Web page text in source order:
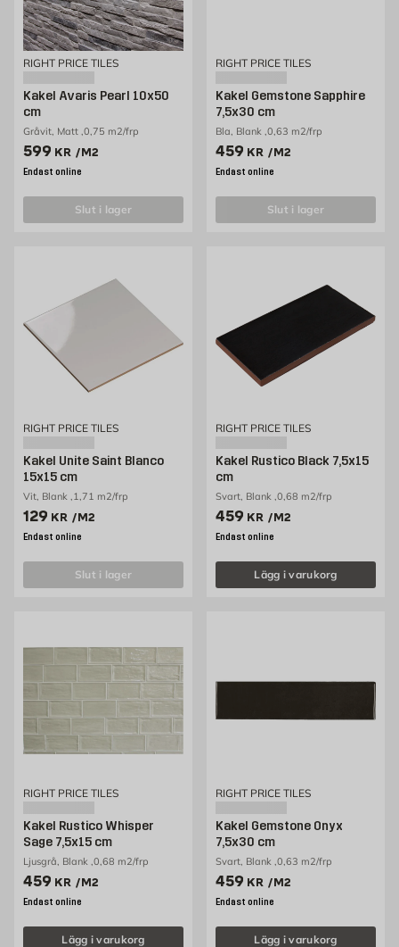
RIGHT PRICE TILES
Kakel Avaris Pearl 10x50
cm
Gråvit, Matt ,0,75 m2/frp
Pris 599 kr /m2
599 KR /M2
Endast online
slut i lager
RIGHT PRICE TILES
Kakel Gemstone Sapphire
7,5x30 cm
Bla, Blank ,0,63 m2/frp
Pris 459 kr /m2
459 KR /M2
Endast online
slut i lager
RIGHT PRICE TILES
Kakel Unite Saint Blanco
15x15 cm
Vit, Blank ,1,71 m2/frp
Pris 129 kr /m2
129 KR /M2
Endast online
slut i lager
RIGHT PRICE TILES
Kakel Rustico Black 7,5x15
cm
Svart, Blank ,0,68 m2/frp
Pris 459 kr /m2
459 KR /M2
Endast online
Lägg i varukorg
RIGHT PRICE TILES
Kakel Rustico Whisper
Sage 7,5x15 cm
Ljusgrå, Blank ,0,68 m2/frp
Pris 459 kr /m2
459 KR /M2
Endast online
Lägg i varukorg
RIGHT PRICE TILES
Kakel Gemstone Onyx
7,5x30 cm
Svart, Blank ,0,63 m2/frp
Pris 459 kr /m2
459 KR /M2
Endast online
Lägg i varukorg